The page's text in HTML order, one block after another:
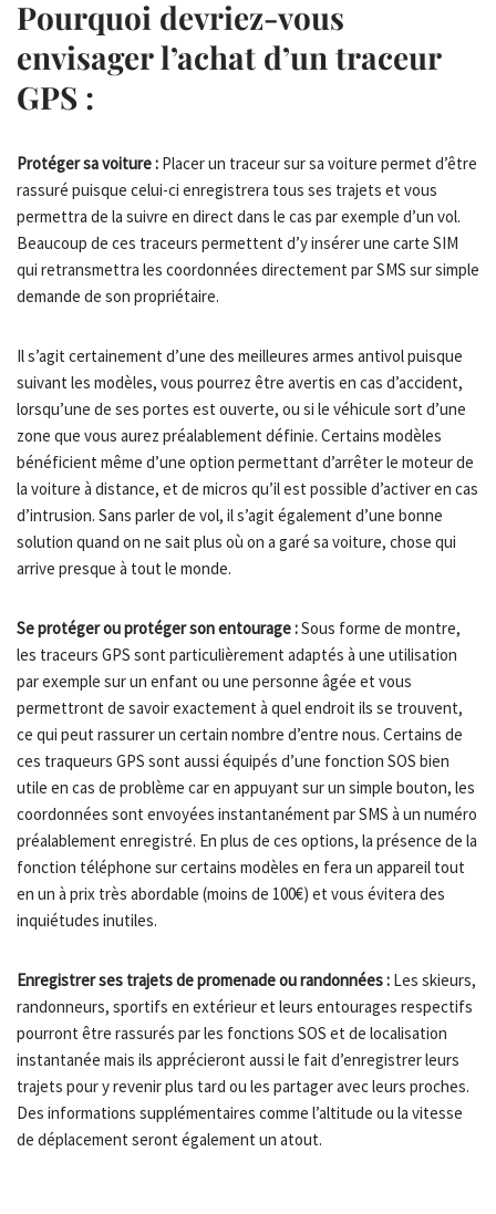
Pourquoi devriez-vous
envisager l’achat d’un traceur
GPS :
Protéger sa voiture : Placer un traceur sur sa voiture permet d’être
rassuré puisque celui-ci enregistrera tous ses trajets et vous
permettra de la suivre en direct dans le cas par exemple d’un vol.
Beaucoup de ces traceurs permettent d’y insérer une carte SIM
qui retransmettra les coordonnées directement par SMS sur simple
demande de son propriétaire.
Il s’agit certainement d’une des meilleures armes antivol puisque
suivant les modèles, vous pourrez être avertis en cas d’accident,
lorsqu’une de ses portes est ouverte, ou si le véhicule sort d’une
zone que vous aurez préalablement définie. Certains modèles
bénéficient même d’une option permettant d’arrêter le moteur de
la voiture à distance, et de micros qu’il est possible d’activer en cas
d’intrusion. Sans parler de vol, il s’agit également d’une bonne
solution quand on ne sait plus où on a garé sa voiture, chose qui
arrive presque à tout le monde.
Se protéger ou protéger son entourage :Sous forme de montre,
les traceurs GPS sont particulièrement adaptés à une utilisation
par exemple sur un enfant ou une personne âgée et vous
permettront de savoir exactement à quel endroit ils se trouvent,
ce qui peut rassurer un certain nombre d’entre nous. Certains de
ces traqueurs GPS sont aussi équipés d’une fonction SOS bien
utile en cas de problème car en appuyant sur un simple bouton, les
coordonnées sont envoyées instantanément par SMS à un numéro
préalablement enregistré. En plus de ces options, la présence de la
fonction téléphone sur certains modèles en fera un appareil tout
en un à prix très abordable (moins de 100€) et vous évitera des
inquiétudes inutiles.
Enregistrer ses trajets de promenade ou randonnées : Les skieurs,
randonneurs, sportifs en extérieur et leurs entourages respectifs
pourront être rassurés par les fonctions SOS et de localisation
instantanée mais ils apprécieront aussi le fait d’enregistrer leurs
trajets pour y revenir plus tard ou les partager avec leurs proches.
Des informations supplémentaires comme l’altitude ou la vitesse
de déplacement seront également un atout.